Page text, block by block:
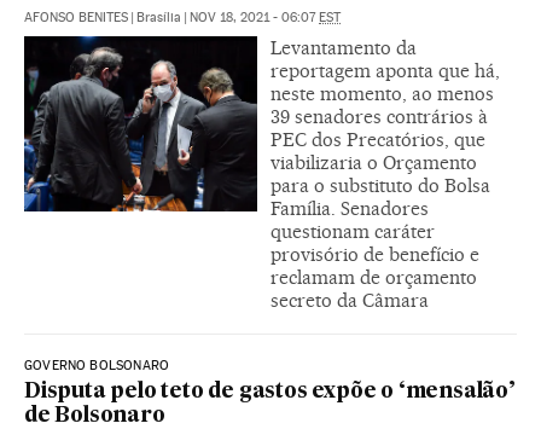
AFONSO BENITES Brasília NOV 18, 2021 - 06:07 EST
Levantamento da
reportagem aponta que há,
neste momento, ao menos
39 senadores contrários à
PEC dos Precatórios, que
viabilizaria o Orçamento
para o substituto do Bolsa
Família. Senadores
questionam caráter
provisório de benefício e
reclamam de orçamento
secreto da Câmara
GOVERNO BOLSONARO
Disputa pelo teto de gastos expõe o ‘mensalão’
de Bolsonaro